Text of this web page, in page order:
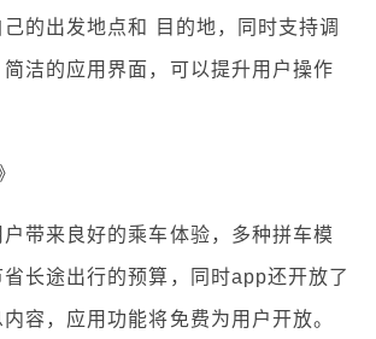
的出发地点和 目的地，同时支持调
洁的应用界面，可以提升用户操作
带来良好的乘车体验，多种拼车模
长途出行的预算，同时app还开放了
容，应用功能将免费为用户开放。